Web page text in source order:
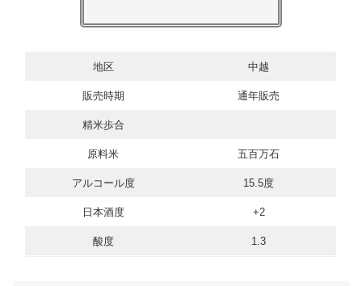
地区 中越
販売時期 通年販売
精米歩合
原料米 五百万石
アルコール度 15.5度
日本酒度 +2
酸度 1.3